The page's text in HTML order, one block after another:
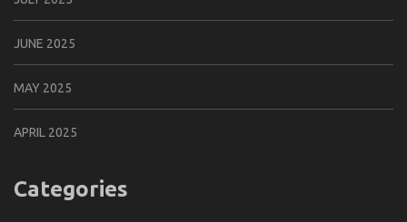
JUNE 2025
MAY 2025
APRIL 2025
Categories